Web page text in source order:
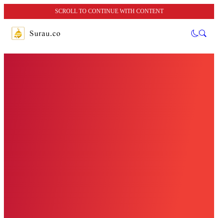
SCROLL TO CONTINUE WITH CONTENT